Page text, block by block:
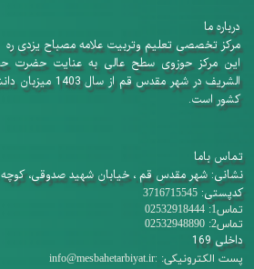
درباره ما
​​​​​​​مرکز تخصصی تعلیم وتربیت علامه مصباح یزدی ره
این مرکز حوزوی سطح عالی به عنایت حضرت
الشریف در شهر مقدس
کشور است.
تماس باما
نشانی: شهر مقدس قم ، خیابان شهید صدوقی، کوچه
کدپستی:3716715545
تماس1: 02532918444
تماس2: 02532948890
داخلی 169
پست الکترونیکی: :
info@mesbahetarbiyat.ir